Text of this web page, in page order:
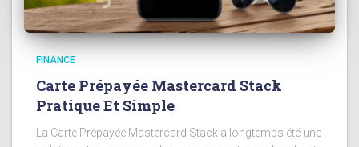
FINANCE
Carte Prépayée Mastercard Stack
Pratique Et Simple
La Carte Prépayée Mastercard Stack a longtemps été une